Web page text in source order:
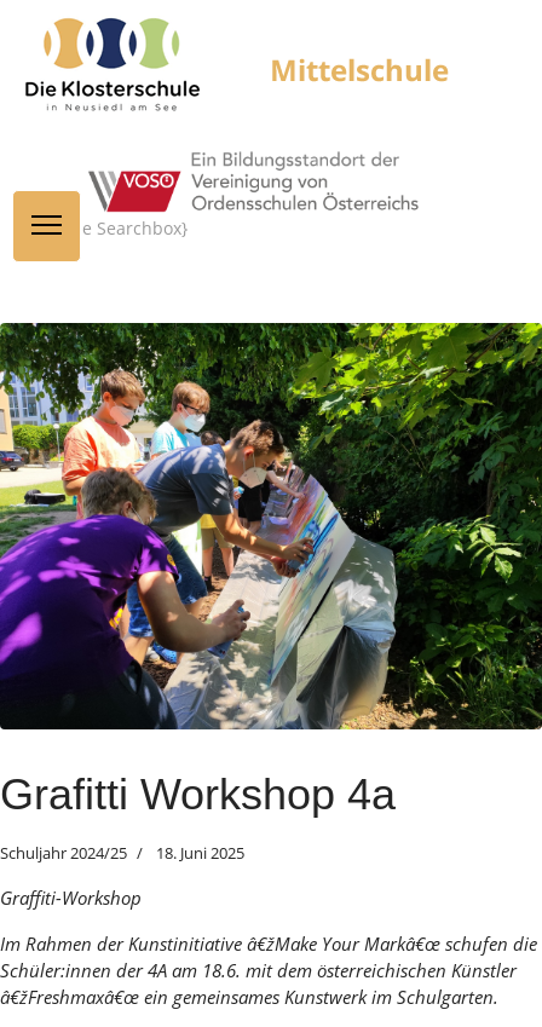
{module Searchbox}
Grafitti Workshop 4a
Schuljahr 2024/25 18. Juni 2025
Graffiti-Workshop
Im Rahmen der Kunstinitiative â€žMake Your Markâ€œ schufen die
Schüler:innen der 4A am 18.6. mit dem österreichischen Künstler
â€žFreshmaxâ€œ ein gemeinsames Kunstwerk im Schulgarten.